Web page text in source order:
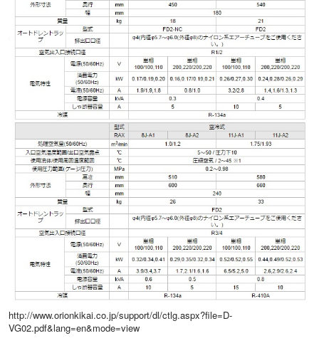
http://www.orionkikai.co.jp/support/dl/ctlg.aspx?file=D-
VG02.pdf&lang=en&mode=view